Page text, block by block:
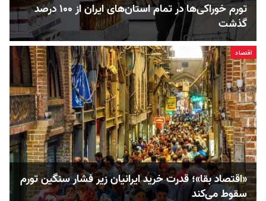
تورم خوراکی‌ها در تمام استان‌های ایران از ۱۰۰ درصد
گذشت
اقتصاد
«اقتصاد بقا»؛ قدرت خرید ایرانیان زیر فشار سنگین تورم
سقوط می‌کند